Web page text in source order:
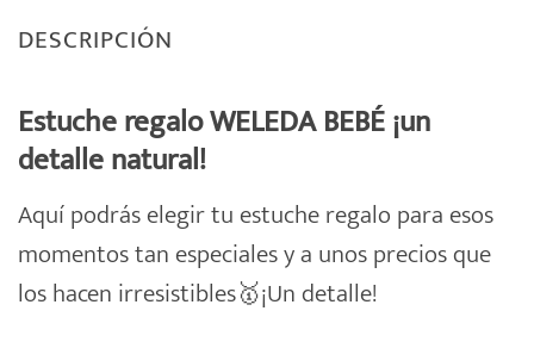
DESCRIPCIÓN
Estuche regalo WELEDA BEBÉ ¡un
detalle natural!
Aquí podrás elegir tu estucheregalo para esos
momentos tan especiales y a unos precios que
los hacen irresistibles🥇¡Un detalle!